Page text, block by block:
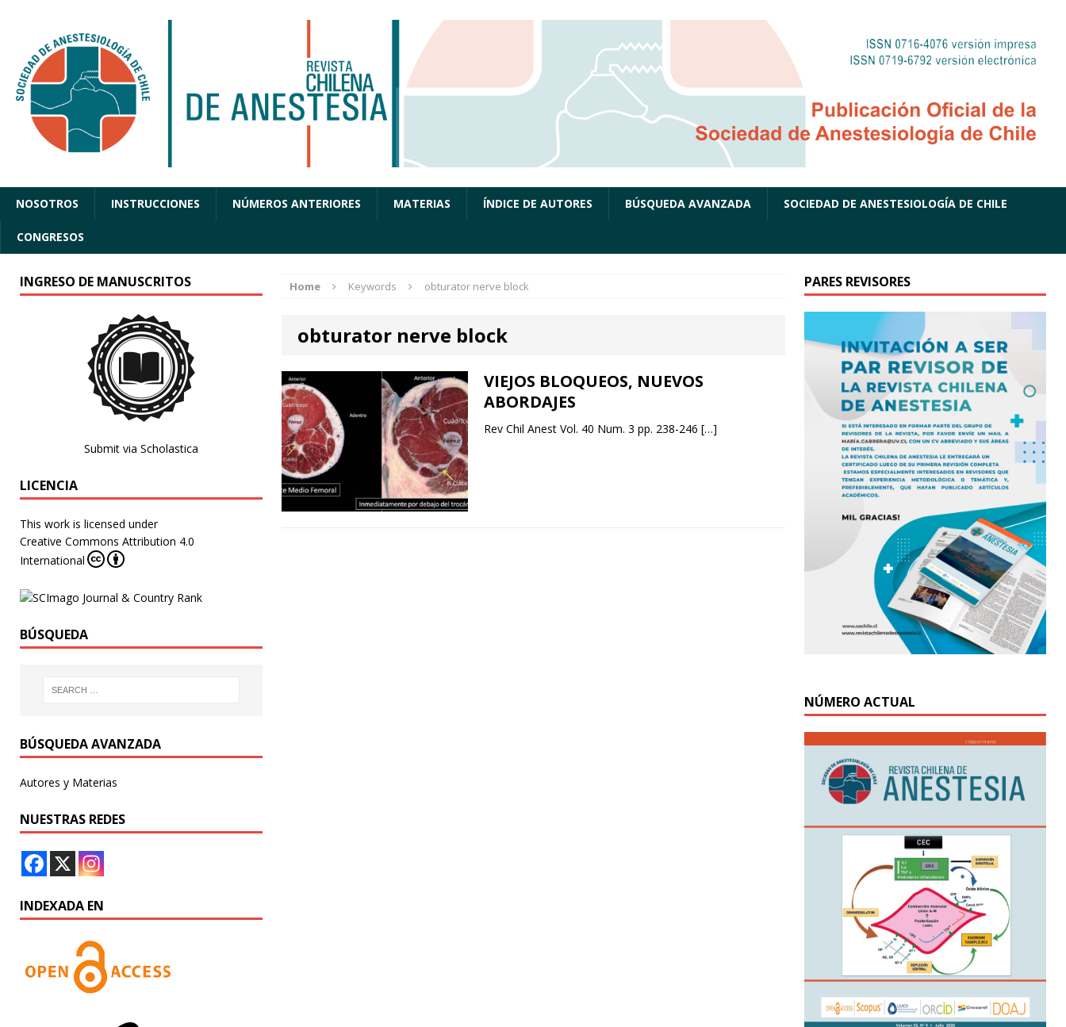
NOSOTROS INSTRUCCIONES NÚMEROS ANTERIORES MATERIAS ÍNDICE DE AUTORES BÚSQUEDA AVANZADA SOCIEDAD DE ANESTESIOLOGÍA DE CHILE
CONGRESOS
Home Keywords obturator nerve block
obturator nerve block
VIEJOS BLOQUEOS, NUEVOS
ABORDAJES
Rev Chil Anest Vol. 40 Num. 3 pp. 238-246 […]
INGRESO DE MANUSCRITOS
Submit via Scholastica
LICENCIA
This work is licensed under
Creative Commons Attribution 4.0
International
BÚSQUEDA
BÚSQUEDA AVANZADA
Autores y Materias
NUESTRAS REDES
INDEXADA EN
PARES REVISORES
NÚMERO ACTUAL